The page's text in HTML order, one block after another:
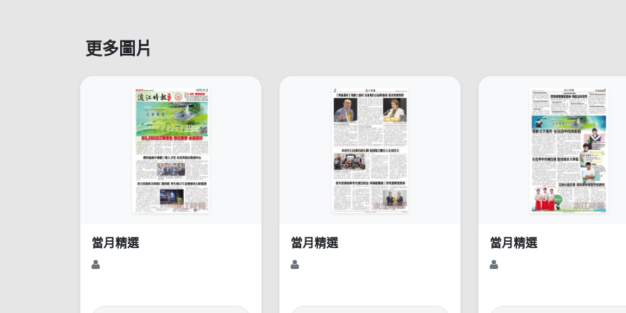
更多圖片
當月精選 當月精選 當月精選